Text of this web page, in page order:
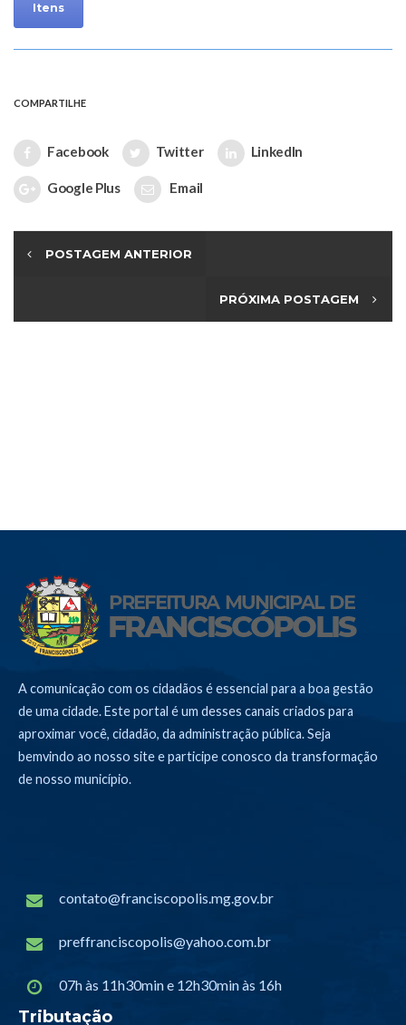
Itens
COMPARTILHE
Facebook Twitter LinkedIn
Google Plus Email
POSTAGEM ANTERIOR
PRÓXIMA POSTAGEM
A comunicação com os cidadãos é essencial para a boa gestão
de uma cidade. Este portal é um desses canais criados para
aproximar você, cidadão, da administração pública. Seja
bemvindo ao nosso site e participe conosco da transformação
de nosso município.
contato@franciscopolis.mg.gov.br
preffranciscopolis@yahoo.com.br
07h às 11h30min e 12h30min às 16h
Tributação